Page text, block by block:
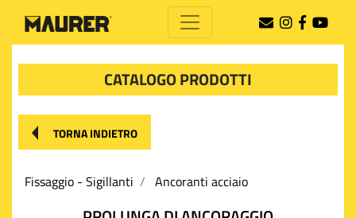
CATALOGO PRODOTTI
TORNA INDIETRO
Fissaggio - Sigillanti Ancoranti acciaio